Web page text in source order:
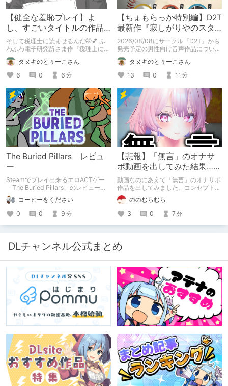
【健全な羞恥プレイ】よ
し、すごいタイトルの作品
をまた買おう。【湧き上が
る不健全な気持ち】
そして税理士に読ませるんだ🤭💕 ふ
わふわ電子研究所さま作『税理士に購
入履歴読まれるボイス』の感想レビュ
ーです！タヌキのとぅーこさん
6
0 6 分
【ちょもらっか特別編】D2T
最新作『寂しがりやのスタ
ーダストと触れあって』制
作陣にインタビュー！🎤
2026/08/08にサークル『D2T』から
発売予定の男性向け音声作品について
逆神ラニさんと不束こけしさんにお話
聞いちゃいました！夏コミに関する告
知もあります！
タヌキのとぅーこさん
13
0 11 分
The Buried Pillars レビュ
ー
Steamでプレイ出来るエロACTゲー
「The Buried Pillars」のレビューで
す。
コーヒーをください
0
0 9 分
【悲報】「無言」のオナサ
ポ動画を出してみた結果……
動画なのにあえて「無言」のオナサポ
作品を出してみました。コンセプト通
りのものは作れたのですが、肝心の売
上がね……
ののむらむら
3
0 7分
DLチャンネル公式まとめ